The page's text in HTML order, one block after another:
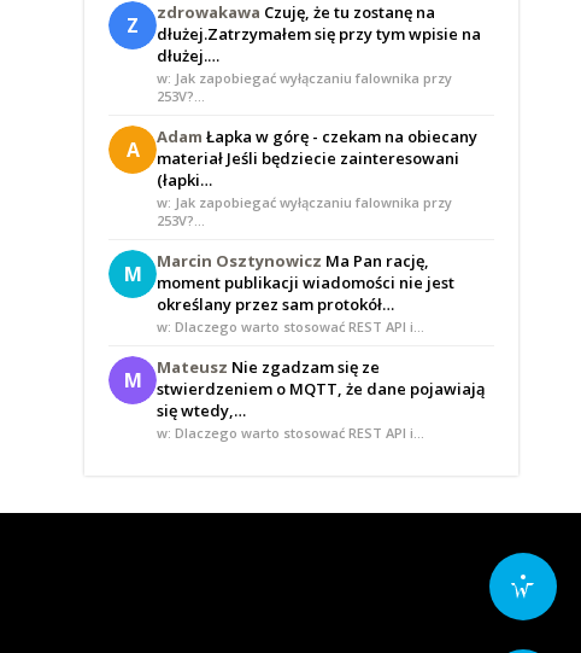
Z zdrowakawa Czuję, że tu zostanę na
dłużej.Zatrzymałem się przy tym wpisie na
dłużej.…
w: Jak zapobiegać wyłączaniu falownika przy
253V?…
A Adam Łapka w górę - czekam na obiecany
materiał Jeśli będziecie zainteresowani
(łapki…
w: Jak zapobiegać wyłączaniu falownika przy
253V?…
M Marcin Osztynowicz Ma Pan rację,
moment publikacji wiadomości nie jest
określany przez sam protokół…
w: Dlaczego warto stosować REST API i…
M Mateusz Nie zgadzam się ze
stwierdzeniem o MQTT, że dane pojawiają
się wtedy,…
w: Dlaczego warto stosować REST API i…